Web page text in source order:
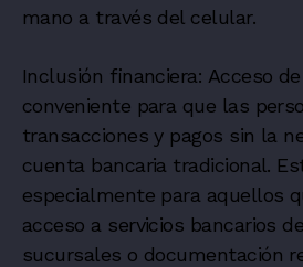
mano a través del celular.
Inclusión financiera: Acceso
conveniente para que las
transacciones y pagos sin la
cuenta bancaria tradicional.
especialmente para aquellos
acceso a servicios bancarios
sucursales o documentación